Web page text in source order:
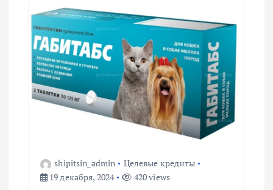
ц
и
я
shipitsin_admin
Целевые кредиты
19 декабря, 2024
420 views